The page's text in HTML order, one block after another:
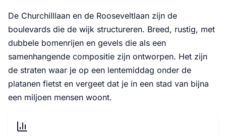
De Churchilllaan en de Rooseveltlaan zijn de
boulevards die de wijk structureren. Breed, rustig, met
dubbele bomenrijen en gevels die als een
samenhangende compositie zijn ontworpen. Het zijn
de straten waar je op een lentemiddag onder de
platanen fietst en vergeet dat je in een stad van bijna
een miljoen mensen woont.